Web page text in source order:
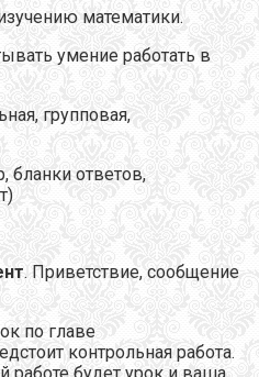
математики.
умение работать в
групповая,
бланки ответов,
. Приветствие, сообщение
по главе
контрольная работа.